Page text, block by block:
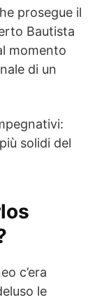
prosegue il
Bautista
momento
di un
solidi del
c’era
le